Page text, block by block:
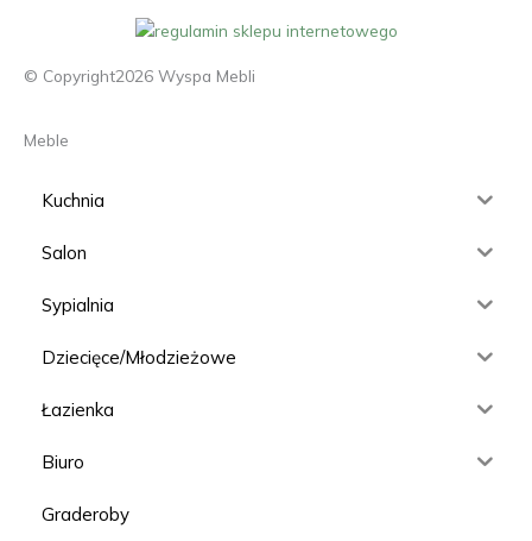
© Copyright2026 Wyspa Mebli
Meble
Kuchnia
Salon
Sypialnia
Dziecięce/Młodzieżowe
Łazienka
Biuro
Graderoby